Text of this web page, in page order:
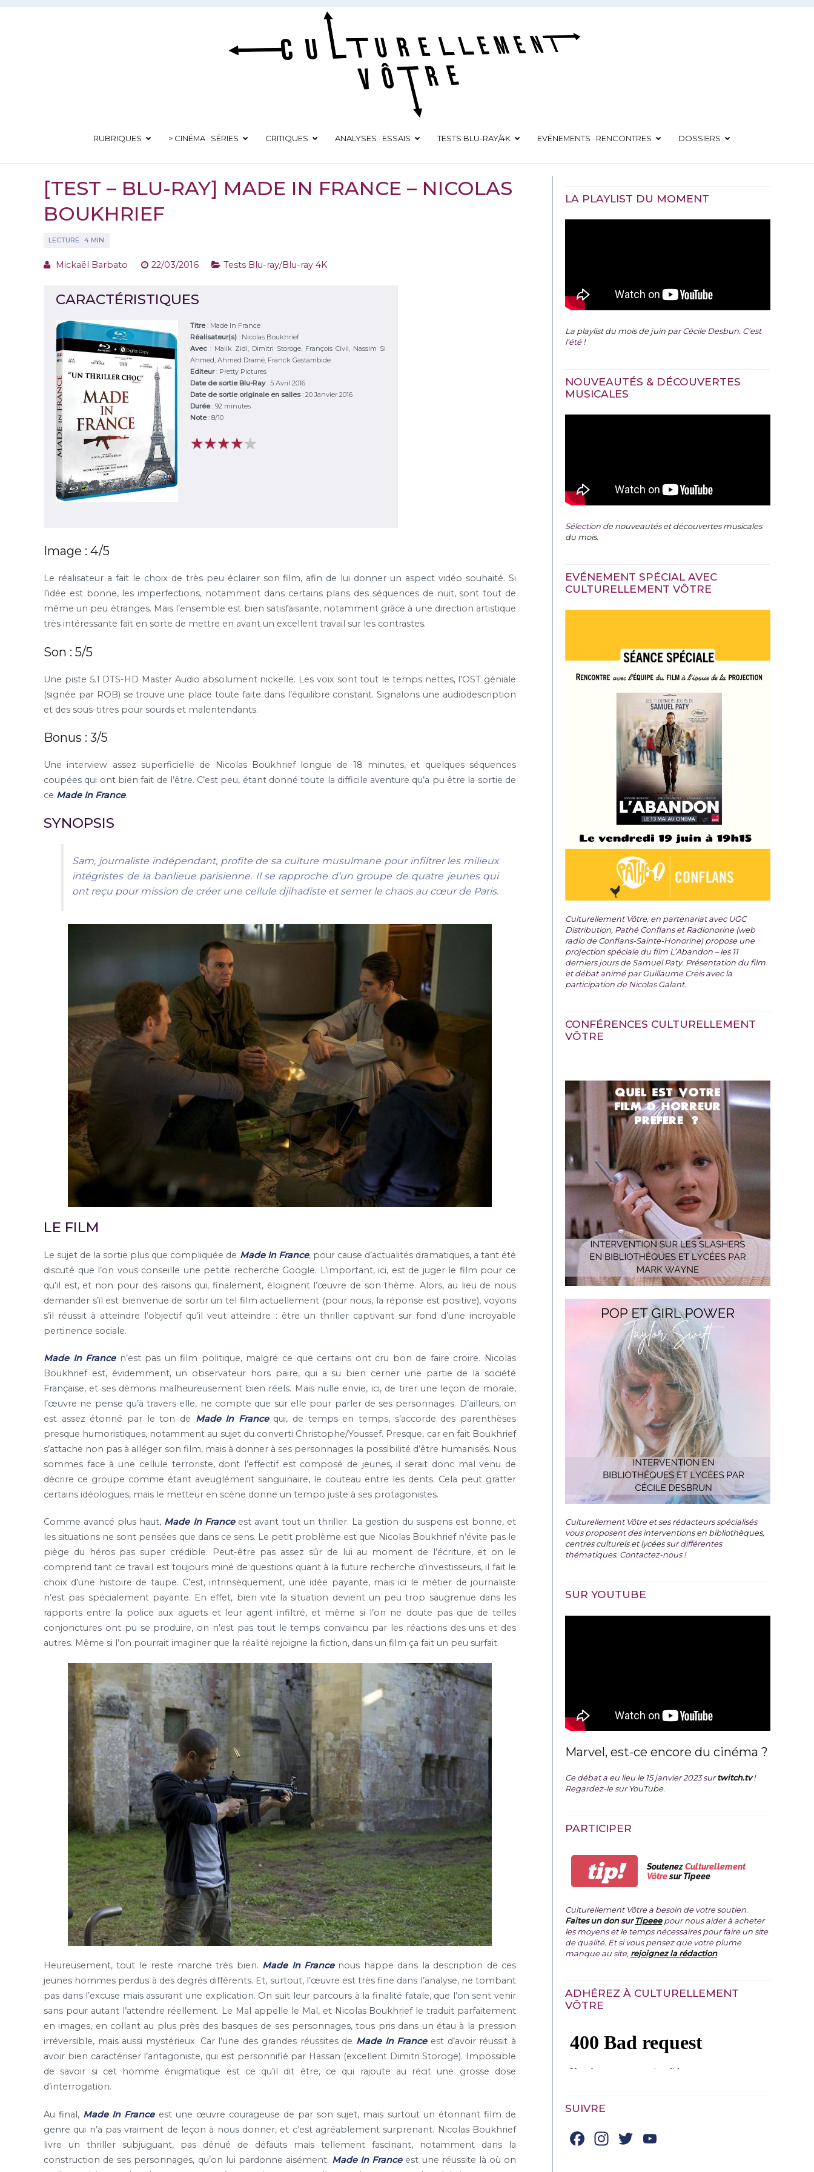
Aller
Culturellement Vôtre
RUBRIQUES > CINÉMA · SÉRIES CRITIQUES ANALYSES · ESSAIS TESTS BLU-RAY/4K EVÉNEMENTS · RENCONTRES DOSSIERS
[TEST – BLU-RAY] MADE IN FRANCE – NICOLAS
BOUKHRIEF
Mickaël Barbato 22/03/2016 Tests Blu-ray/Blu-ray 4K
CARACTÉRISTIQUES
Titre: Made In France
Réalisateur(s) : Nicolas Boukhrief
Avec : Malik Zidi, Dimitri Storoge, François Civil, Nassim Si
Ahmed, Ahmed Dramé, Franck Gastambide
Editeur: Pretty Pictures
Date de sortie Blu-Ray: 5 Avril 2016
Date de sortie originale en salles: 20 Janvier 2016
Durée: 92 minutes
Note: 8/10
★★★★★
★★★★★
Image : 4/5
Le réalisateur a fait le choix de très peu éclairer son film, afin de lui donner un aspect vidéo souhaité. Si
l’idée est bonne, les imperfections, notamment dans certains plans des séquences de nuit, sont tout de
même un peu étranges. Mais l’ensemble est bien satisfaisante, notamment grâce à une direction artistique
très intéressante fait en sorte de mettre en avant un excellent travail sur les contrastes.
Son : 5/5
Une piste 5.1 DTS-HD Master Audio absolument nickelle. Les voix sont tout le temps nettes, l’OST géniale
(signée par ROB) se trouve une place toute faite dans l’équilibre constant. Signalons une audiodescription
et des sous-titres pour sourds et malentendants.
Bonus : 3/5
Une interview assez superficielle de Nicolas Boukhrief longue de 18 minutes, et quelques séquences
coupées qui ont bien fait de l’être. C’est peu, étant donné toute la difficile aventure qu’a pu être la sortie de
ce Made In France.
SYNOPSIS
Sam, journaliste indépendant, profite de sa culture musulmane pour infiltrer les milieux
intégristes de la banlieue parisienne. Il se rapproche d’un groupe de quatre jeunes qui
ont reçu pour mission de créer une cellule djihadiste et semer le chaos au cœur de Paris.
LE FILM
Le sujet de la sortie plus que compliquée de Made In France, pour cause d’actualités dramatiques, a tant été
discuté que l’on vous conseille une petite recherche Google. L’important, ici, est de juger le film pour ce
qu’il est, et non pour des raisons qui, finalement, éloignent l’œuvre de son thème. Alors, au lieu de nous
demander s’il est bienvenue de sortir un tel film actuellement (pour nous, la réponse est positive), voyons
s’il réussit à atteindre l’objectif qu’il veut atteindre : être un thriller captivant sur fond d’une incroyable
pertinence sociale.
Made In France n’est pas un film politique, malgré ce que certains ont cru bon de faire croire. Nicolas
Boukhrief est, évidemment, un observateur hors paire, qui a su bien cerner une partie de la société
Française, et ses démons malheureusement bien réels. Mais nulle envie, ici, de tirer une leçon de morale,
l’œuvre ne pense qu’à travers elle, ne compte que sur elle pour parler de ses personnages. D’ailleurs, on
est assez étonné par le ton de Made In Francequi, de temps en temps, s’accorde des parenthèses
presque humoristiques, notamment au sujet du converti Christophe/Youssef. Presque, car en fait Boukhrief
s’attache non pas à alléger son film, mais à donner à ses personnages la possibilité d’être humanisés. Nous
sommes face à une cellule terroriste, dont l’effectif est composé de jeunes, il serait donc mal venu de
décrire ce groupe comme étant aveuglément sanguinaire, le couteau entre les dents. Cela peut gratter
certains idéologues, mais le metteur en scène donne un tempo juste à ses protagonistes.
Comme avancé plus haut, Made In Franceest avant tout un thriller. La gestion du suspens est bonne, et
les situations ne sont pensées que dans ce sens. Le petit problème est que Nicolas Boukhrief n’évite pas le
piège du héros pas super crédible. Peut-être pas assez sûr de lui au moment de l’écriture, et on le
comprend tant ce travail est toujours miné de questions quant à la future recherche d’investisseurs, il fait le
choix d’une histoire de taupe. C’est, intrinsèquement, une idée payante, mais ici le métier de journaliste
n’est pas spécialement payante. En effet, bien vite la situation devient un peu trop saugrenue dans les
rapports entre la police aux aguets et leur agent infiltré, et même si l’on ne doute pas que de telles
conjonctures ont pu se produire, on n’est pas tout le temps convaincu par les réactions des uns et des
autres. Même si l’on pourrait imaginer que la réalité rejoigne la fiction, dans un film ça fait un peu surfait.
Heureusement, tout le reste marche très bien. Made In Francenous happe dans la description de ces
jeunes hommes perdus à des degrés différents. Et, surtout, l’œuvre est très fine dans l’analyse, ne tombant
pas dans l’excuse mais assurant une explication. On suit leur parcours à la finalité fatale, que l’on sent venir
sans pour autant l’attendre réellement. Le Mal appelle le Mal, et Nicolas Boukhrief le traduit parfaitement
en images, en collant au plus près des basques de ses personnages, tous pris dans un étau à la pression
irréversible, mais aussi mystérieux. Car l’une des grandes réussites de Made In Franceest d’avoir réussit à
avoir bien caractériser l’antagoniste, qui est personnifié par Hassan (excellent Dimitri Storoge). Impossible
de savoir si cet homme énigmatique est ce qu’il dit être, ce qui rajoute au récit une grosse dose
d’interrogation.
Au final, Made In France est une œuvre courageuse de par son sujet, mais surtout un étonnant film de
genre qui n’a pas vraiment de leçon à nous donner, et c’est agréablement surprenant. Nicolas Boukhrief
livre un thriller subjuguant, pas dénué de défauts mais tellement fascinant, notamment dans la
construction de ses personnages, qu’on lui pardonne aisément. Made In Franceest une réussite là où on
LA PLAYLIST DU MOMENT
La playlist du mois de juin par Cécile Desbun. C’est
l’été !
NOUVEAUTÉS & DÉCOUVERTES
MUSICALES
Sélection denouveautés et découvertes musicales
du mois.
EVÉNEMENT SPÉCIAL AVEC
CULTURELLEMENT VÔTRE
Culturellement Vôtre, en partenariat avec UGC
Distribution, Pathé Conflans et Radionorine (web
radio de Conflans-Sainte-Honorine) propose une
projection spéciale du film L’Abandon – les 11
derniers jours de Samuel Paty. Présentation du film
et débat animé par Guillaume Creis avec la
participation de Nicolas Galant.
CONFÉRENCES CULTURELLEMENT
VÔTRE
Culturellement Vôtre et ses rédacteurs spécialisés
vous proposent desinterventions en bibliothèques,
centres culturels et lycéessur différentes
thématiques. Contactez-nous !
SUR YOUTUBE
Marvel, est-ce encore du cinéma ?
Ce débat a eu lieu le 15 janvier 2023 surtwitch.tv !
Regardez-le surYouTube.
PARTICIPER
tip! SoutenezCulturellement
Vôtresur Tipeee
Culturellement Vôtre a besoin de votre soutien.
Faites un donsurTipeeepour nous aider à acheter
les moyens et le temps nécessaires pour faire un site
de qualité. Et si vous pensez que votre plume
manque au site, rejoignez la rédaction.
ADHÉREZ À CULTURELLEMENT
VÔTRE
SUIVRE
Facebook
Instagram
Twitter